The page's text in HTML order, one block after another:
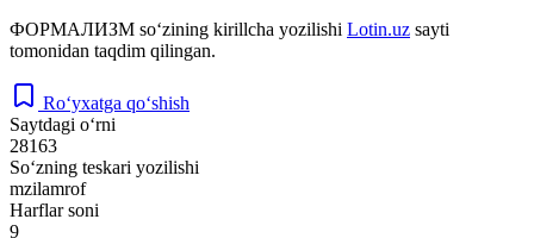
ФОРМАЛИЗМ so‘zining kirillcha yozilishi Lotin.uz sayti
tomonidan taqdim qilingan.
Ro‘yxatga qo‘shish
Saytdagi o‘rni
28163
So‘zning teskari yozilishi
mzilamrof
Harflar soni
9